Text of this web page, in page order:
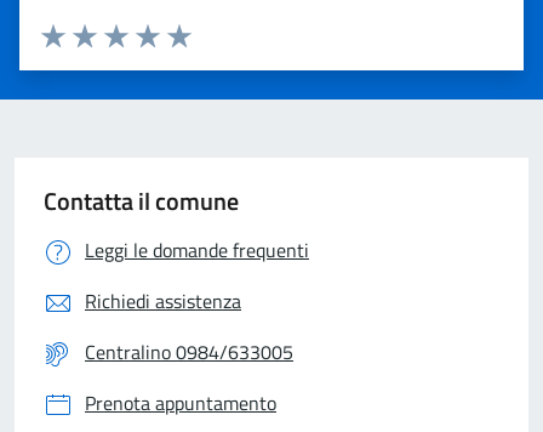
Valuta 5 stelle su 5
Valuta 4 stelle su 5
Valuta 3 stelle su 5
Valuta 2 stelle su 5
Valuta 1 stelle su 5
Contatta il comune
Leggi le domande frequenti
Richiedi assistenza
Centralino 0984/633005
Prenota appuntamento